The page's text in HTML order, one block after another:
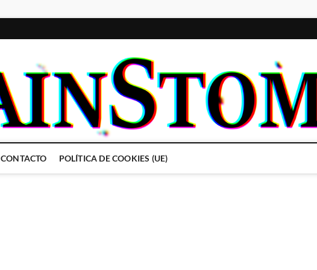
CONTACTO POLÍTICA DE COOKIES (UE)